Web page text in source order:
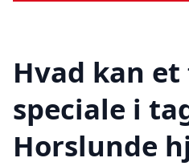
Hvad kan
speciale i
Horslunde